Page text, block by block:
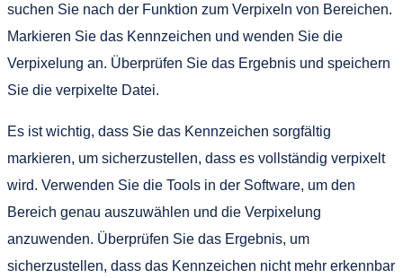
suchen Sie nach der Funktion zum Verpixeln von Bereichen.
Markieren Sie das Kennzeichen und wenden Sie die
Verpixelung an. Überprüfen Sie das Ergebnis und speichern
Sie die verpixelte Datei.
Es ist wichtig, dass Sie das Kennzeichen sorgfältig
markieren, um sicherzustellen, dass es vollständig verpixelt
wird. Verwenden Sie die Tools in der Software, um den
Bereich genau auszuwählen und die Verpixelung
anzuwenden. Überprüfen Sie das Ergebnis, um
sicherzustellen, dass das Kennzeichen nicht mehr erkennbar